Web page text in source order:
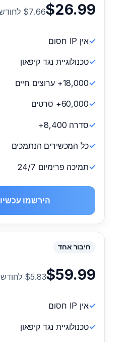
$26.99$7.66 לחודש
אין IP חסום
טכנולוגיית נגד קיפאון
18,000+ ערוצים חיים
60,000+ סרטים
סדרה 8,400+
כל המכשירים הנתמכים
תמיכה פרימיום 24/7
הירשמו עכשיו
חיבור אחד
$59.99$5.83 לחודש
אין IP חסום
טכנולוגיית נגד קיפאון